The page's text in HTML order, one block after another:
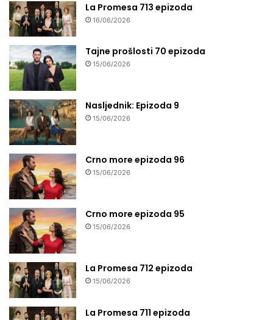
La Promesa 713 epizoda
16/06/2026
Tajne prošlosti 70 epizoda
15/06/2026
Nasljednik: Epizoda 9
15/06/2026
Crno more epizoda 96
15/06/2026
Crno more epizoda 95
15/06/2026
La Promesa 712 epizoda
15/06/2026
La Promesa 711 epizoda